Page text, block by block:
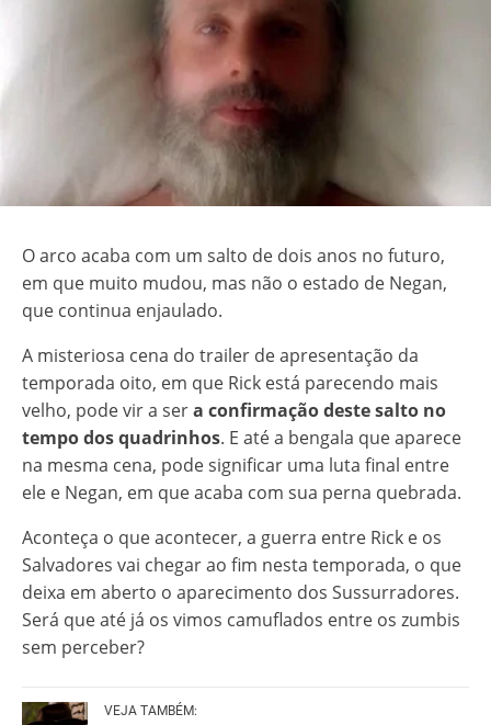
O arco acaba com um salto de dois anos no futuro,
em que muito mudou, mas não o estado de Negan,
que continua enjaulado.
A misteriosa cena do trailer de apresentação da
temporada oito, em que Rick está parecendo mais
velho, pode vir a sera confirmação deste salto no
tempo dos quadrinhos. E até a bengala que aparece
na mesma cena, pode significar uma luta final entre
ele e Negan, em que acaba com sua perna quebrada.
Aconteça o que acontecer, a guerra entre Rick e os
Salvadores vai chegar ao fim nesta temporada, o que
deixa em aberto o aparecimento dos Sussurradores.
Será que até já os vimos camuflados entre os zumbis
sem perceber?
VEJA TAMBÉM: